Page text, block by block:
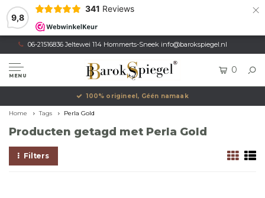
9,8
341 Reviews ×
06-21516836 Jeltewei 114 Hommerts-Sneek info@barokspiegel.nl
MENU
0
100% origineel, Géén namaak
Home Tags Perla Gold
Producten getagd met Perla Gold
Filters